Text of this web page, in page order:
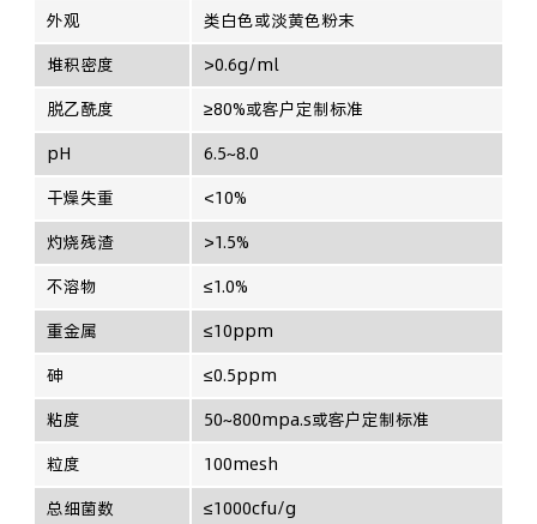
外观
类白色或淡黄色粉末
堆积密度
>0.6g/ml
脱乙酰度
≥80%或客户定制标准
pH
6.5~8.0
干燥失重
<10%
灼烧残渣
>1.5%
不溶物
≤1.0%
重金属
≤10ppm
砷
≤0.5ppm
粘度
50~800mpa.s或客户定制标准
粒度
100mesh
总细菌数
≤1000cfu/g